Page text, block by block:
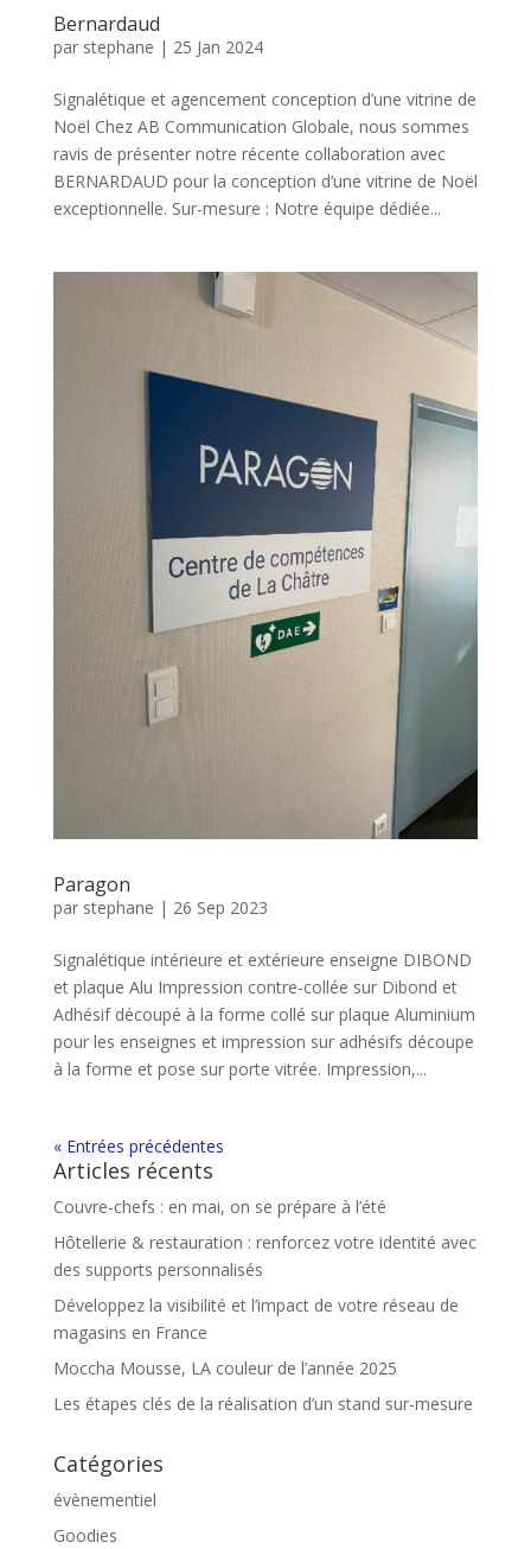
Bernardaud
par stephane | 25 Jan 2024
Signalétique et agencement conception d’une vitrine de
Noël Chez AB Communication Globale, nous sommes
ravis de présenter notre récente collaboration avec
BERNARDAUD pour la conception d’une vitrine de Noël
exceptionnelle. Sur-mesure : Notre équipe dédiée...
Paragon
par stephane | 26 Sep 2023
Signalétique intérieure et extérieure enseigne DIBOND
et plaque Alu Impression contre-collée sur Dibond et
Adhésif découpé à la forme collé sur plaque Aluminium
pour les enseignes et impression sur adhésifs découpe
à la forme et pose sur porte vitrée. Impression,...
« Entrées précédentes
Articles récents
Couvre-chefs : en mai, on se prépare à l’été
Hôtellerie & restauration : renforcez votre identité avec
des supports personnalisés
Développez la visibilité et l’impact de votre réseau de
magasins en France
Moccha Mousse, LA couleur de l’année 2025
Les étapes clés de la réalisation d’un stand sur-mesure
Catégories
évènementiel
Goodies